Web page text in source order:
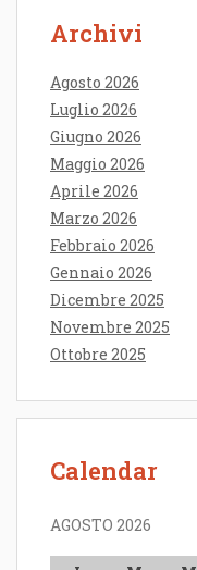
Archivi
Agosto 2026
Luglio 2026
Giugno 2026
Maggio 2026
Aprile 2026
Marzo 2026
Febbraio 2026
Gennaio 2026
Dicembre 2025
Novembre 2025
Ottobre 2025
Calendar
AGOSTO 2026